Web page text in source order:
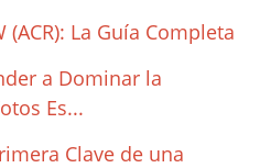
(ACR): La Guía Completa
a Dominar la
Es...
Clave de una